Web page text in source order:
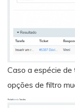
Caso a espécie
opções de filtro